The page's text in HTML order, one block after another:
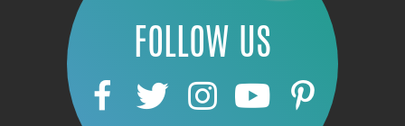
FOLLOW US